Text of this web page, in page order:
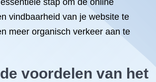
stap om de online
vindbaarheid van je website te
meer organisch verkeer aan te
voordelen van het